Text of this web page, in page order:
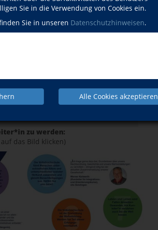
Sie in die Verwendung von Cookies ein.
Sie in unseren Datenschutzhinweisen.
Alle Cookies akzeptieren
zu werden:
das Bild klicken)